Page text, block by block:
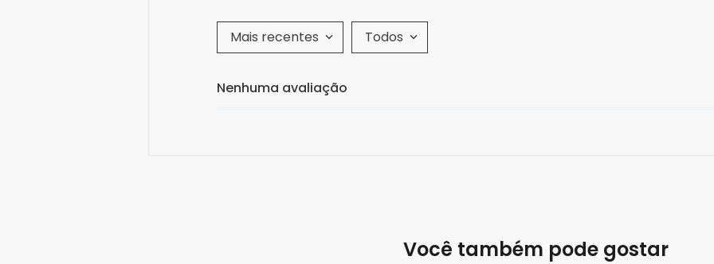
Mais recentes Todos
Nenhuma avaliação
Você também pode gostar